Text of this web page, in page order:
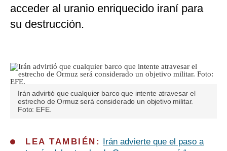
acceder al uranio enriquecido iraní para
su destrucción.
Irán advirtió que cualquier barco que intente atravesar el
estrecho de Ormuz será considerado un objetivo militar.
Foto: EFE.
LEA TAMBIÉN:
Irán advierte que el paso a